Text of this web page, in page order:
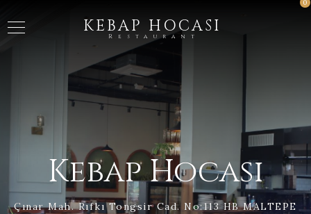
KEBAP HOCASI
Restaurant
0
Kebap Hocası
Çınar Mah. Rıfkı Tongsir Cad. No:113 HB MALTEPE